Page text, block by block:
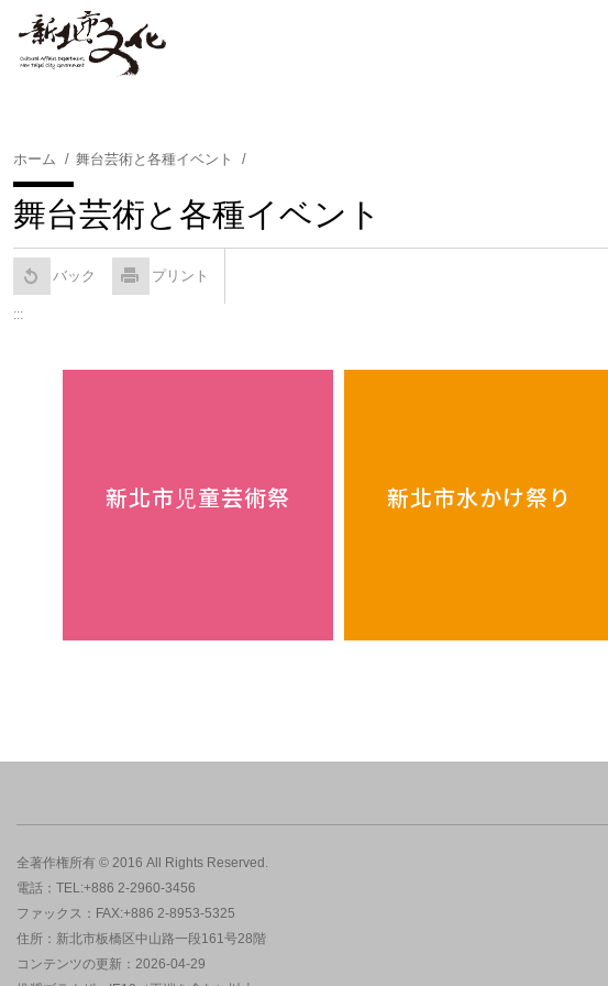
ホーム 舞台芸術と各種イベント
舞台芸術と各種イベント
バック プリント
:::
新北市児童芸術祭 新北市水かけ祭り
全著作権所有 © 2016 All Rights Reserved.
電話：TEL:+886 2-2960-3456
ファックス：FAX:+886 2-8953-5325
住所：新北市板橋区中山路一段161号28階
コンテンツの更新：2026-04-29